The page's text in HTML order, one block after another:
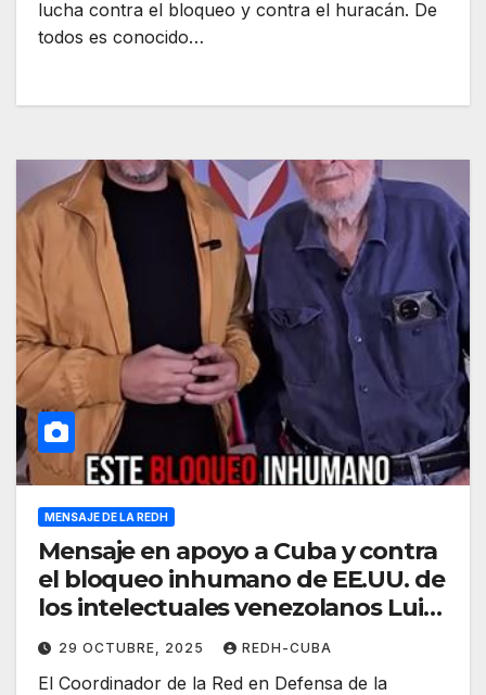
lucha contra el bloqueo y contra el huracán. De
todos es conocido…
MENSAJE DE LA REDH
Mensaje en apoyo a Cuba y contra
el bloqueo inhumano de EE.UU. de
los intelectuales venezolanos Luis
Britto García y Miguel Ángel Pérez
Pirela
29 OCTUBRE, 2025 REDH-CUBA
El Coordinador de la Red en Defensa de la